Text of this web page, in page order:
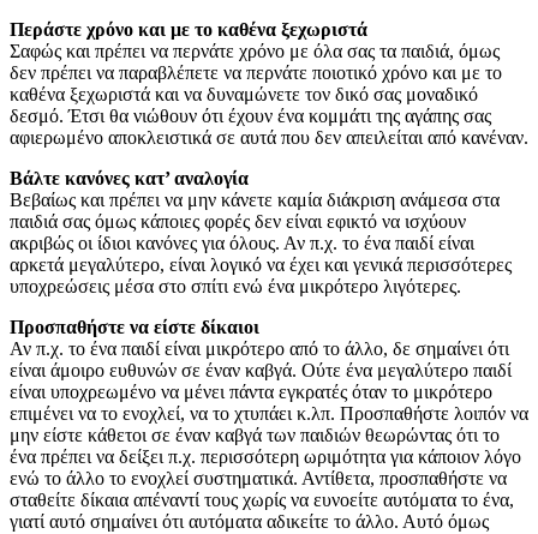
Περάστε χρόνο και με το καθένα ξεχωριστά
Σαφώς και πρέπει να περνάτε χρόνο με όλα σας τα παιδιά, όμως
δεν πρέπει να παραβλέπετε να περνάτε ποιοτικό χρόνο και με το
καθένα ξεχωριστά και να δυναμώνετε τον δικό σας μοναδικό
δεσμό. Έτσι θα νιώθουν ότι έχουν ένα κομμάτι της αγάπης σας
αφιερωμένο αποκλειστικά σε αυτά που δεν απειλείται από κανέναν.
Βάλτε κανόνες κατ’ αναλογία
Βεβαίως και πρέπει να μην κάνετε καμία διάκριση ανάμεσα στα
παιδιά σας όμως κάποιες φορές δεν είναι εφικτό να ισχύουν
ακριβώς οι ίδιοι κανόνες για όλους. Αν π.χ. το ένα παιδί είναι
αρκετά μεγαλύτερο, είναι λογικό να έχει και γενικά περισσότερες
υποχρεώσεις μέσα στο σπίτι ενώ ένα μικρότερο λιγότερες.
Προσπαθήστε να είστε δίκαιοι
Αν π.χ. το ένα παιδί είναι μικρότερο από το άλλο, δε σημαίνει ότι
είναι άμοιρο ευθυνών σε έναν καβγά. Ούτε ένα μεγαλύτερο παιδί
είναι υποχρεωμένο να μένει πάντα εγκρατές όταν το μικρότερο
επιμένει να το ενοχλεί, να το χτυπάει κ.λπ. Προσπαθήστε λοιπόν να
μην είστε κάθετοι σε έναν καβγά των παιδιών θεωρώντας ότι το
ένα πρέπει να δείξει π.χ. περισσότερη ωριμότητα για κάποιον λόγο
ενώ το άλλο το ενοχλεί συστηματικά. Αντίθετα, προσπαθήστε να
σταθείτε δίκαια απέναντί τους χωρίς να ευνοείτε αυτόματα το ένα,
γιατί αυτό σημαίνει ότι αυτόματα αδικείτε το άλλο. Αυτό όμως